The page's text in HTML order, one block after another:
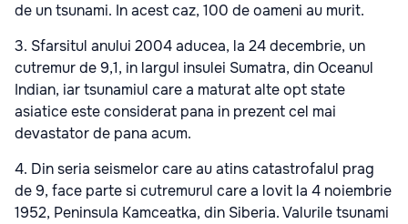
de un tsunami. In acest caz, 100 de oameni au murit.
3. Sfarsitul anului 2004 aducea, la 24 decembrie, un
cutremur de 9,1, in largul insulei Sumatra, din Oceanul
Indian, iar tsunamiul care a maturat alte opt state
asiatice este considerat pana in prezent cel mai
devastator de pana acum.
4. Din seria seismelor care au atins catastrofalul prag
de 9, face parte si cutremurul care a lovit la 4 noiembrie
1952, Peninsula Kamceatka, din Siberia. Valurile tsunami